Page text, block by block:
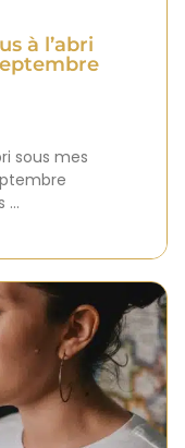
à l’abri
sous mes
…